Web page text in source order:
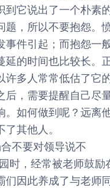
到它说出了一个朴
题，所以不要抱怨。
事件引起；而抱怨一
延的时间也比较长。
许多人常常低估了它
后，需要提醒自己尽
。如何做到呢？远离
其他人。
不要对领导说不
时，经常被老师鼓励
们因此养成了与老师